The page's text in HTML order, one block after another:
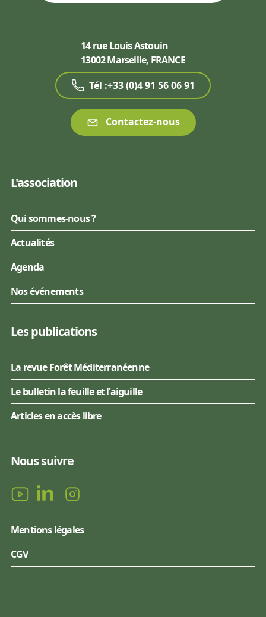
14 rue Louis Astouin
13002 Marseille, FRANCE
Tél :+33 (0)4 91 56 06 91
Contactez-nous
L'association
Qui sommes-nous ?
Actualités
Agenda
Nos événements
Les publications
La revue Forêt Méditerranéenne
Le bulletin la feuille et l'aiguille
Articles en accès libre
Nous suivre
Mentions légales
CGV